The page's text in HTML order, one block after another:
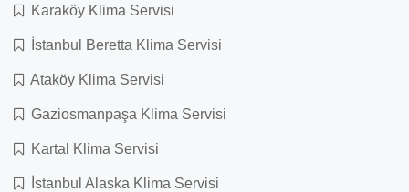
Karaköy Klima Servisi
İstanbul Beretta Klima Servisi
Ataköy Klima Servisi
Gaziosmanpaşa Klima Servisi
Kartal Klima Servisi
İstanbul Alaska Klima Servisi